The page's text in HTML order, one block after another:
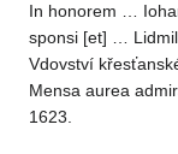
In honorem …
sponsi [et] …
Vdovství
Mensa aurea
1623.